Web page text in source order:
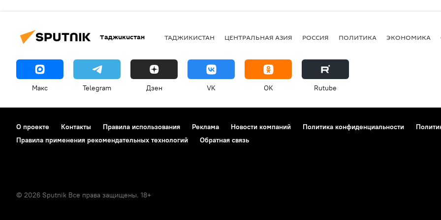
Таджикистан ТАДЖИКИСТАН ЦЕНТРАЛЬНАЯ АЗИЯ РОССИЯ ПОЛИТИКА ЭКОНОМИКА
Макс Telegram Дзен VK OK Rutube
О проекте Контакты Правила использования Реклама Новости компаний Политика конфиденциальности
Правила применения рекомендательных технологий
Обратная связь
© 2026 Sputnik Все права защищены. 18+